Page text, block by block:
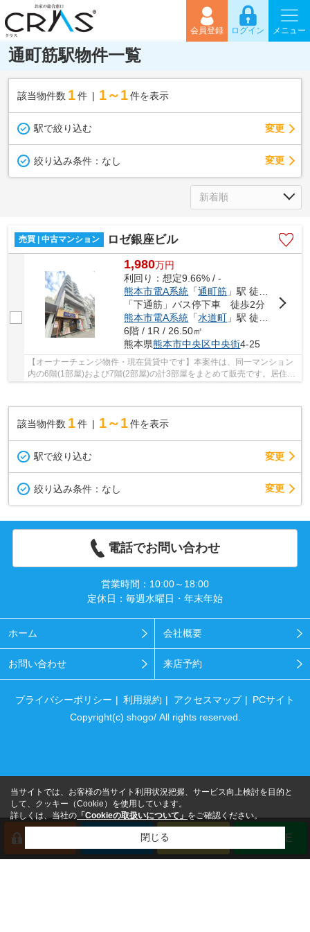
会員登録 ログイン メニュー
通町筋駅物件一覧
該当物件数 1件 1～1 件を表示
駅で絞り込む 変更
絞り込み条件： なし 変更
売買 | 中古マンション ロゼ銀座ビル
1,980万円
利回り：想定9.66% / -
熊本市電A系統 「通町筋 」駅 徒歩5分
「下通筋」バス停下車 徒歩2分
熊本市電A系統 「水道町 」駅 徒歩7分
6階 / 1R / 26.50㎡
熊本県熊本市中央区中央街4-25
【オーナーチェンジ物件・現在賃貸中です】本案件は、同一マンション
内の6階(1部屋)および7階(2部屋)の計3部屋をまとめて販売です。居住用
該当物件数 1件 1～1 件を表示
駅で絞り込む 変更
絞り込み条件： なし 変更
電話でお問い合わせ
営業時間：10:00～18:00
定休日：毎週水曜日・年末年始
ホーム 会社概要
お問い合わせ 来店予約
プライバシーポリシー 利用規約 アクセスマップ
PCサイト
Copyright(c) shogo/ All rights reserved.
来店予約 LINE
当サイトでは、お客様の当サイト利用状況把握、サービス向上検討を目的と
して、クッキー（Cookie）を使用しています。
詳しくは、当社の「Cookieの取扱いについて」をご確認ください。
閉じる